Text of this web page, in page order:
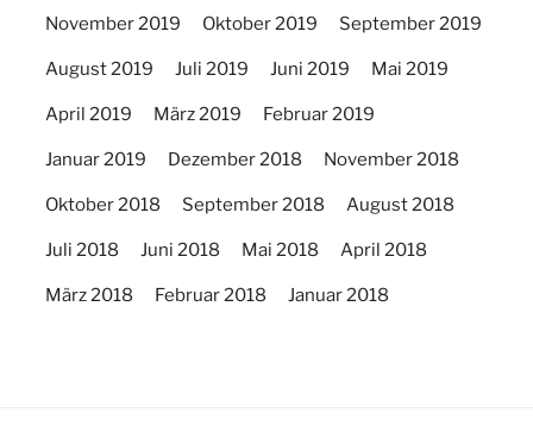
November 2019 Oktober 2019 September 2019
August 2019 Juli 2019 Juni 2019 Mai 2019
April 2019 März 2019 Februar 2019
Januar 2019 Dezember 2018 November 2018
Oktober 2018 September 2018 August 2018
Juli 2018 Juni 2018 Mai 2018 April 2018
März 2018 Februar 2018 Januar 2018